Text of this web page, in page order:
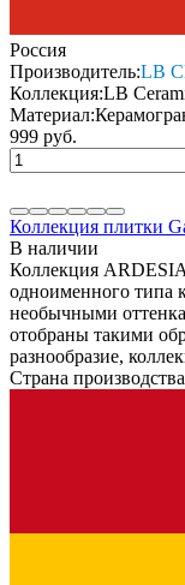
Россия
Производитель:LB
Коллекция:LB
Материал:
999 руб.
Коллекция плитки
В наличии
Коллекция
одноименного типа
необычными
отобраны такими
разнообразие,
Страна